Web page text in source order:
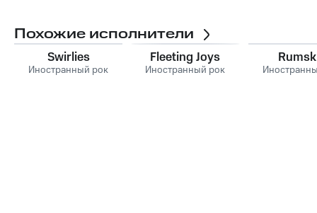
Похожие исполнители
Swirlies
Иностранный рок
Fleeting Joys
Иностранный рок